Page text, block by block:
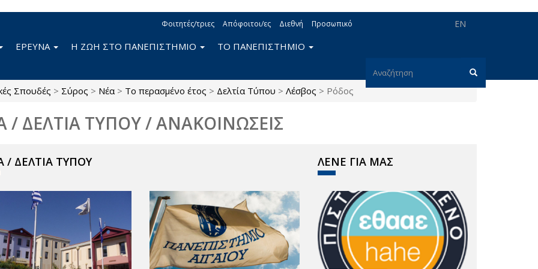
EN
Φοιτητές/τριες Απόφοιτοι/ες Διεθνή Προσωπικό
Φόρμα
ΕΡΕΥΝΑ Η ΖΩΗ ΣΤΟ ΠΑΝΕΠΙΣΤΗΜΙΟ ΤΟ ΠΑΝΕΠΙΣΤΗΜΙΟ
Σπουδές > Σύρος > Νέα > Το περασμένο έτος > Δελτία Τύπου > Λέσβος > Ρόδος
/ ΔΕΛΤΙΑ ΤΥΠΟΥ / ΑΝΑΚΟΙΝΩΣΕΙΣ
/ ΔΕΛΤΙΑ ΤΥΠΟΥ ΛΕΝΕ ΓΙΑ ΜΑΣ